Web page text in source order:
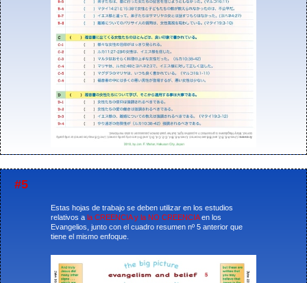
#5
Estas hojas de trabajo se deben utilizar en los estudios
relativos a la CREENCIA y la NO CREENCIAen los
Evangelios, junto con el cuadro resumen nº 5 anterior que
tiene el mismo enfoque.